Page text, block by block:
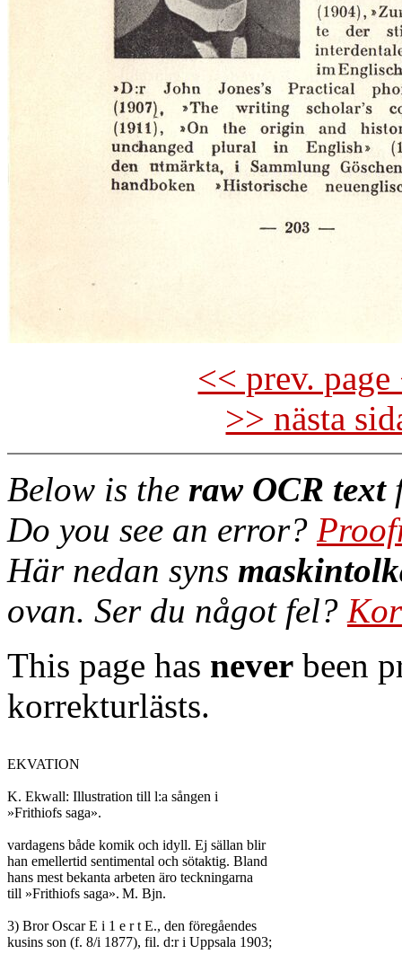
<< prev.
>> nästa
Below is the raw OCR text
Do you see an error?
Här nedan syns
ovan. Ser du något fel?
This page has never been
korrekturlästs.
EKVATION
K. Ekwall: Illustration till l:a sången i
»Frithiofs saga».
vardagens både komik och idyll. Ej sällan blir
han emellertid sentimental och sötaktig. Bland
hans mest bekanta arbeten äro teckningarna
till »Frithiofs saga».	M. Bjn.
3) Bror Oscar E i 1 e r t E., den föregåendes
kusins son (f. 8/i 1877), fil. d:r i Uppsala 1903;